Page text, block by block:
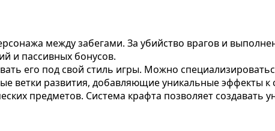
между забегами. За убийство врагов и
и пассивных бонусов.
его под свой стиль игры. Можно
ветки развития, добавляющие уникальные эффекты к
предметов. Система крафта позволяет создавать